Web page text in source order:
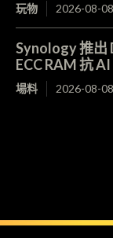
玩物 2026-08-08
Synology 推
ECC RAM 抗
場料 2026-08-08